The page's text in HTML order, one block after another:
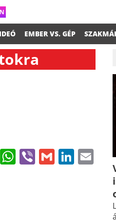
EMBER VS. GÉP
WhatsApp
ViberGmail